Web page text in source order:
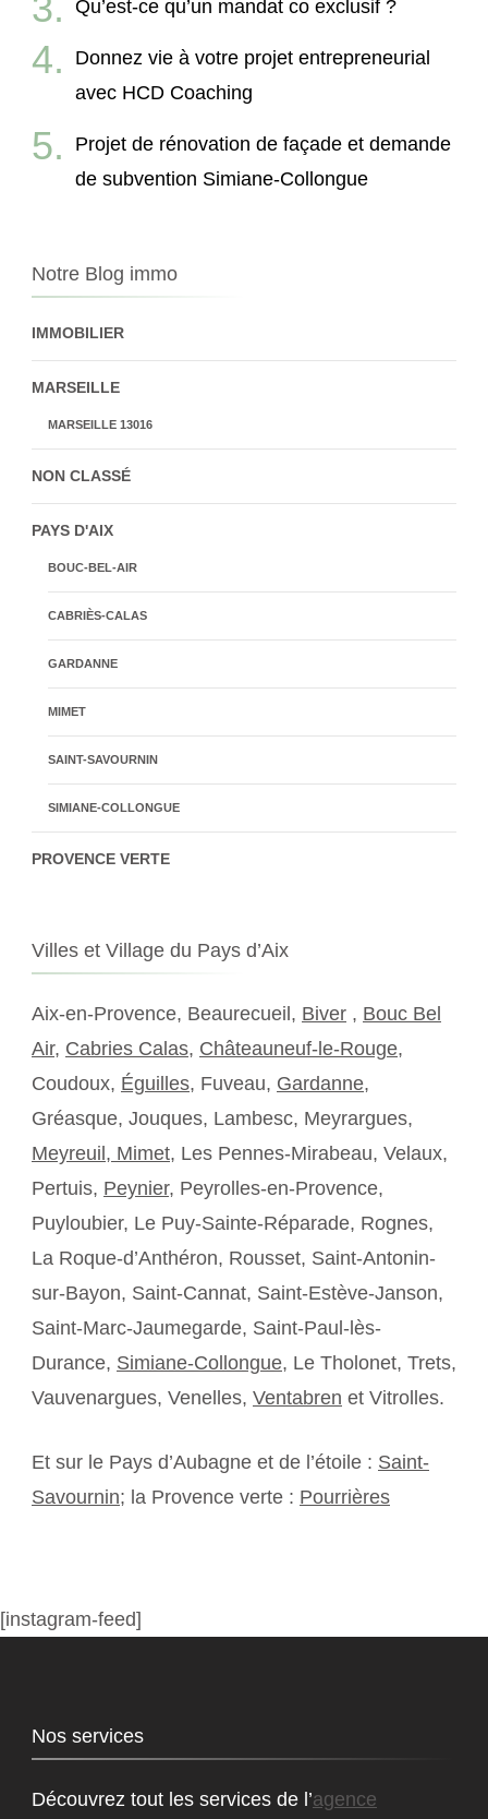
Qu’est-ce qu’un mandat co exclusif ?
Donnez vie à votre projet entrepreneurial
avec HCD Coaching
Projet de rénovation de façade et demande
de subvention Simiane-Collongue
Notre Blog immo
IMMOBILIER
MARSEILLE
MARSEILLE 13016
NON CLASSÉ
PAYS D'AIX
BOUC-BEL-AIR
CABRIÈS-CALAS
GARDANNE
MIMET
SAINT-SAVOURNIN
SIMIANE-COLLONGUE
PROVENCE VERTE
Villes et Village du Pays d’Aix
Aix-en-Provence, Beaurecueil, Biver , Bouc Bel
Air, Cabries Calas, Châteauneuf-le-Rouge,
Coudoux, Éguilles, Fuveau, Gardanne,
Gréasque, Jouques, Lambesc, Meyrargues,
Meyreuil, Mimet, Les Pennes-Mirabeau, Velaux,
Pertuis, Peynier, Peyrolles-en-Provence,
Puyloubier, Le Puy-Sainte-Réparade, Rognes,
La Roque-d’Anthéron, Rousset, Saint-Antonin-
sur-Bayon, Saint-Cannat, Saint-Estève-Janson,
Saint-Marc-Jaumegarde, Saint-Paul-lès-
Durance, Simiane-Collongue, Le Tholonet, Trets,
Vauvenargues, Venelles, Ventabren et Vitrolles.
Et sur le Pays d’Aubagne et de l’étoile : Saint-
Savournin; la Provence verte : Pourrières
[instagram-feed]
Nos services
Découvrez tout les services de l’agence